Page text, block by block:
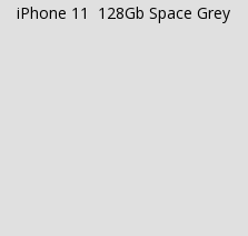
iPhone 11 128Gb Space Grey